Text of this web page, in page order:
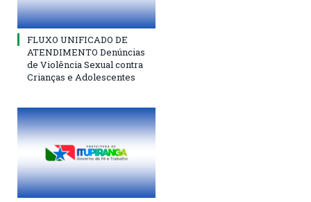
FLUXO UNIFICADO DE
ATENDIMENTO Denúncias
de Violência Sexual contra
Crianças e Adolescentes